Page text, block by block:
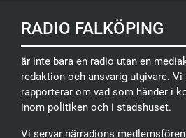
RADIO FALKÖPING
är inte bara en radio utan en
redaktion och ansvarig utgivare. Vi
rapporterar om vad som händer i
inom politiken och i stadshuset.
Vi servar närradions